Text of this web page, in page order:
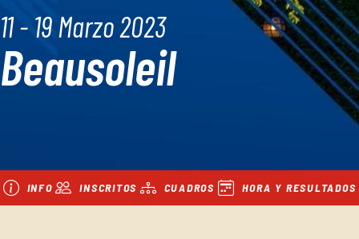
11 - 19 Marzo 2023
Beausoleil
INFO INSCRITOS CUADROS HORA Y RESULTADOS